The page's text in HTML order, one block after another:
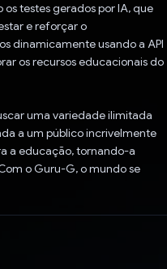
testes gerados por IA, que
e reforçar o
dinamicamente usando a API
os recursos educacionais do
uma variedade ilimitada
a um público incrivelmente
a educação, tornando-a
o Guru-G, o mundo se